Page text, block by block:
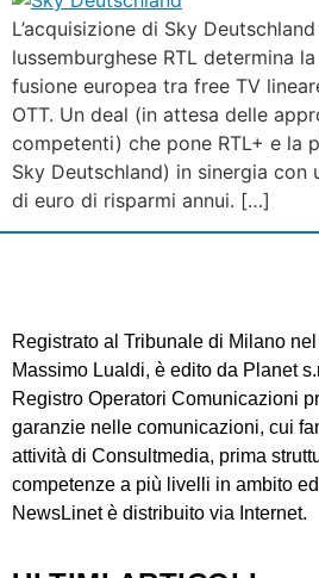
L’acquisizione di Sky
lussemburghese RTL determina
fusione europea tra free TV
OTT. Un deal (in attesa delle
competenti) che pone RTL+ e la
Sky Deutschland) in sinergia con
di euro di risparmi annui. […]
Registrato al Tribunale di Milano nel
Massimo Lualdi, è edito da Planet
Registro Operatori Comunicazioni
garanzie nelle comunicazioni, cui
attività di Consultmedia, prima
competenze a più livelli in ambito
NewsLinet è distribuito via Internet.